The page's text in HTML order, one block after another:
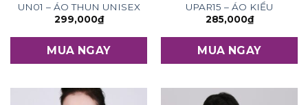
UN01 – ÁO THUN UNISEX
299,000₫
MUA NGAY
UPAR15 – ÁO KIỂU
285,000₫
MUA NGAY